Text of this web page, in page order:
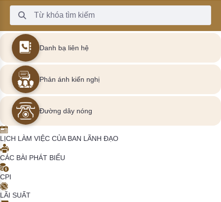
Thanh Tìm kiếm
Danh bạ liên hệ
Phản ánh kiến nghị
Đường dây nóng
LỊCH LÀM VIỆC CỦA BAN LÃNH ĐẠO
CÁC BÀI PHÁT BIỂU
CPI
LÃI SUẤT